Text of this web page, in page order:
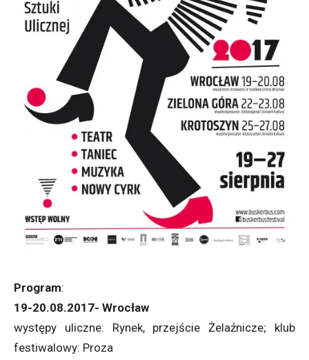
Program:
19-20.08.2017- Wrocław
występy uliczne: Rynek, przejście Żelaźnicze; klub
festiwalowy: Proza